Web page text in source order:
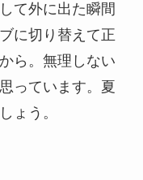
て外に出た瞬間
に切り替えて正
ら。無理しない
っています。夏
ょう。